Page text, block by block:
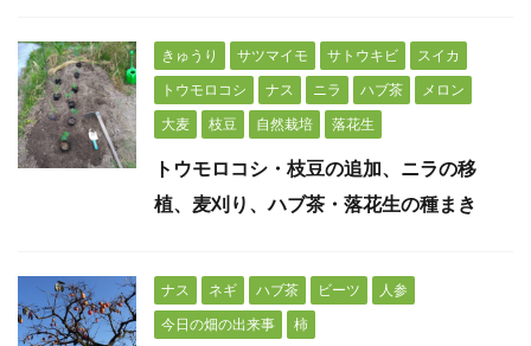
きゅうり サツマイモ サトウキビ
スイカ
トウモロコシ
ナス ニラ ハブ茶
メロン
大麦
枝豆 自然栽培 落花生
トウモロコシ・枝豆の追加、ニラの移
植、麦刈り、ハブ茶・落花生の種まき
ナス ネギ ハブ茶 ビーツ
人参
今日の畑の出来事
柿